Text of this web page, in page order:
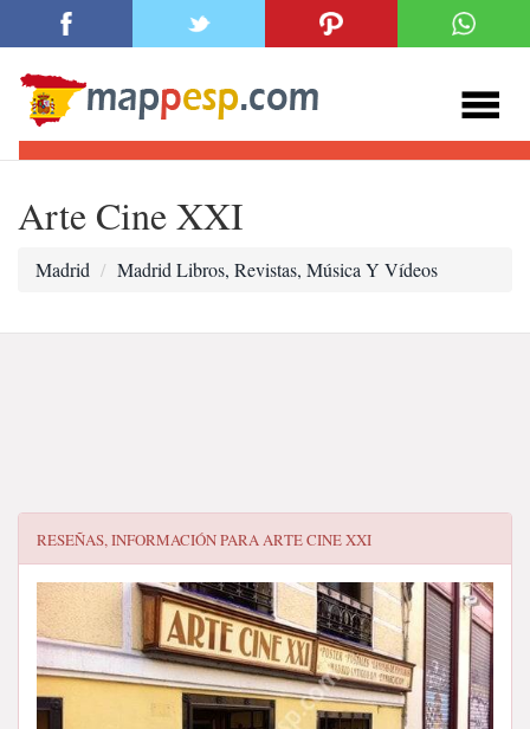
Arte Cine XXI
Madrid Madrid Libros, Revistas, Música Y Vídeos
RESEÑAS, INFORMACIÓN PARAARTE CINE XXI